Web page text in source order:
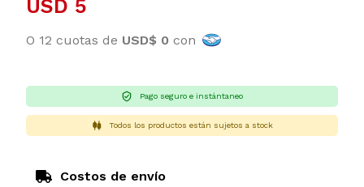
USD 5
O 12 cuotas de USD$ 0 con
Pago seguro e instántaneo
Todos los productos están sujetos a stock
Costos de envío